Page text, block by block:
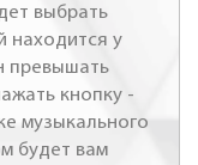
выбрать
находится у
превышать
кнопку -
музыкального
будет вам